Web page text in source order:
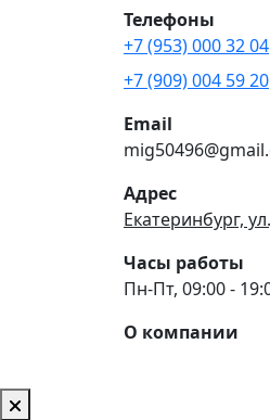
Телефоны
+7 (953) 000 32 04
+7 (909) 004 59 20
Email
Адрес
Екатеринбург,
Часы работы
Пн-Пт, 09:00 -
О компании